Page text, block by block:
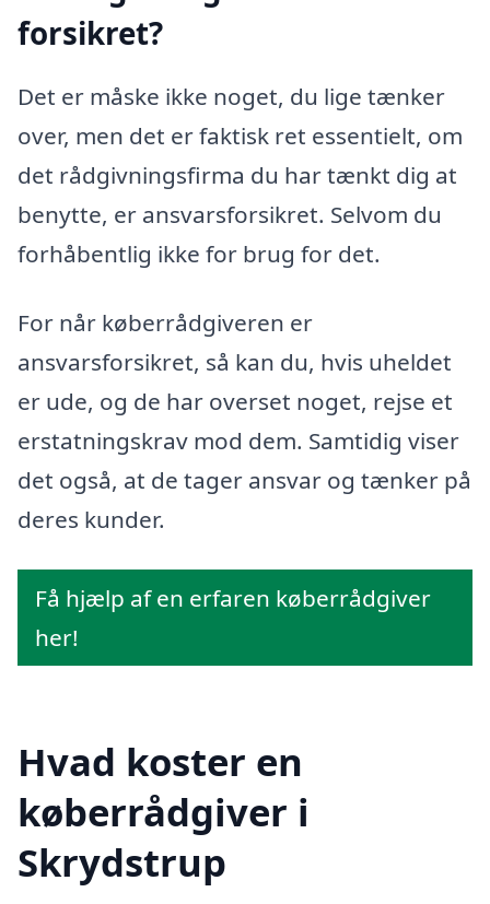
forsikret?
Det er måske ikke noget, du lige tænker
over, men det er faktisk ret essentielt, om
det rådgivningsfirma du har tænkt dig at
benytte, er ansvarsforsikret. Selvom du
forhåbentlig ikke for brug for det.
For når køberrådgiveren er
ansvarsforsikret, så kan du, hvis uheldet
er ude, og de har overset noget, rejse et
erstatningskrav mod dem. Samtidig viser
det også, at de tager ansvar og tænker på
deres kunder.
Få hjælp af en erfaren køberrådgiver
her!
Hvad koster en
køberrådgiver i
Skrydstrup